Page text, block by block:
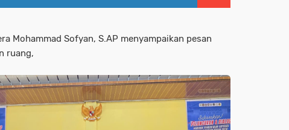
Mohammad Sofyan, S.AP menyampaikan pesan
ruang,